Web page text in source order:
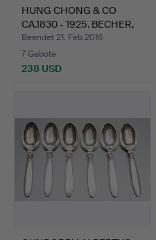
HUNG CHONG & CO
CA.1830 - 1925. BECHER,
Sh…
Beendet 21. Feb 2016
7 Gebote
238 USD